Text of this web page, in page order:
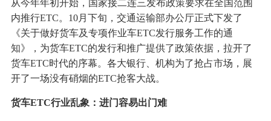
从今年年初开始，国家接二连三发布政策要求在全国范围
内推行ETC。10月下旬，交通运输部办公厅正式下发了
《关于做好货车及专项作业车ETC发行服务工作的通
知》，为货车ETC的发行和推广提供了政策依据，拉开了
货车ETC时代的序幕。各大银行、机构为了抢占市场，展
开了一场没有硝烟的ETC抢客大战。
货车ETC行业乱象：进门容易出门难